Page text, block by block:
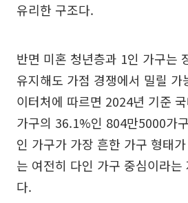
유리한 구조다.
반면 미혼 청년층과 1인 가구는
유지해도 가점 경쟁에서 밀릴 가
이터처에 따르면 2024년 기준
가구의 36.1%인 804만5000가
인 가구가 가장 흔한 가구 형태
는 여전히 다인 가구 중심이라는
다.